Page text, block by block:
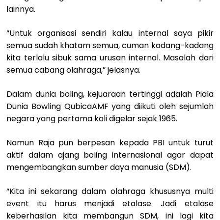
lainnya.
“Untuk organisasi sendiri kalau internal saya pikir
semua sudah khatam semua, cuman kadang-kadang
kita terlalu sibuk sama urusan internal. Masalah dari
semua cabang olahraga,” jelasnya.
Dalam dunia boling, kejuaraan tertinggi adalah Piala
Dunia Bowling QubicaAMF yang diikuti oleh sejumlah
negara yang pertama kali digelar sejak 1965.
Namun Raja pun berpesan kepada PBI untuk turut
aktif dalam ajang boling internasional agar dapat
mengembangkan sumber daya manusia (SDM).
“Kita ini sekarang dalam olahraga khususnya multi
event itu harus menjadi etalase. Jadi etalase
keberhasilan kita membangun SDM, ini lagi kita